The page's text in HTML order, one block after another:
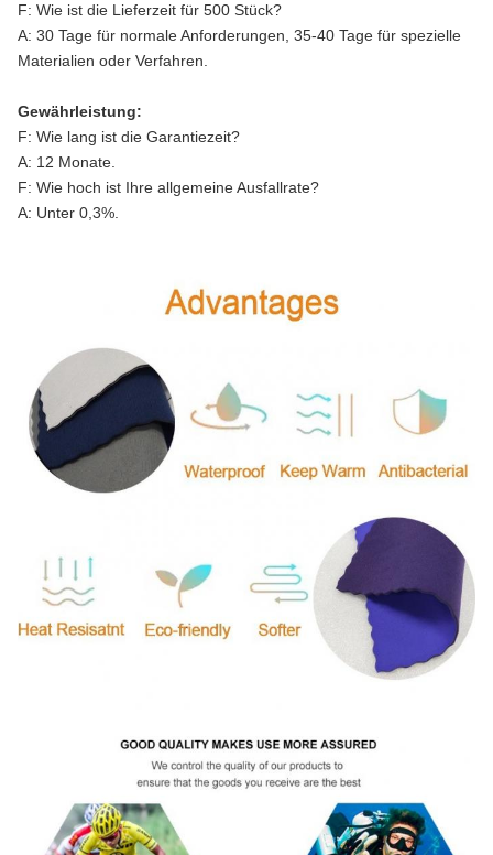
F: Wie ist die Lieferzeit für 500 Stück?
A: 30 Tage für normale Anforderungen, 35-40 Tage für spezielle
Materialien oder Verfahren.
Gewährleistung:
F: Wie lang ist die Garantiezeit?
A: 12 Monate.
F: Wie hoch ist Ihre allgemeine Ausfallrate?
A: Unter 0,3%.